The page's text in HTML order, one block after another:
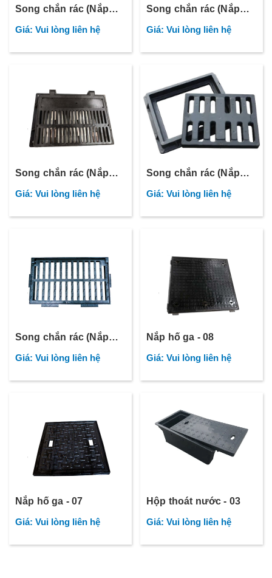
Song chắn rác (Nắp
Giá: Vui lòng liên hệ
Song chắn rác (Nắp
Giá: Vui lòng liên hệ
Song chắn rác (Nắp
Giá: Vui lòng liên hệ
Song chắn rác (Nắp
Giá: Vui lòng liên hệ
Song chắn rác (Nắp
Giá: Vui lòng liên hệ
Nắp hố ga - 08
Giá: Vui lòng liên hệ
Nắp hố ga - 07
Giá: Vui lòng liên hệ
Hộp thoát nước - 03
Giá: Vui lòng liên hệ